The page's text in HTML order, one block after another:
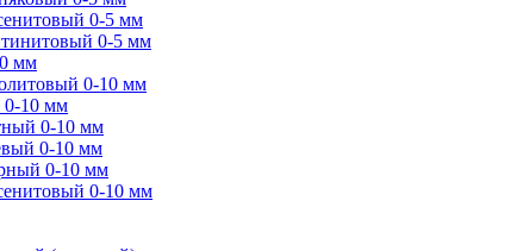
0-5 мм
0-5 мм
мм
0-10 мм
0-10 мм
0-10 мм
0-10 мм
0-10 мм
0-10 мм